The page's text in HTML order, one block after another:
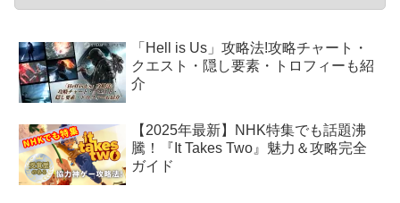
「Hell is Us」攻略法!攻略チャート・
クエスト・隠し要素・トロフィーも紹
介
【2025年最新】NHK特集でも話題沸
騰！『It Takes Two』魅力＆攻略完全
ガイド